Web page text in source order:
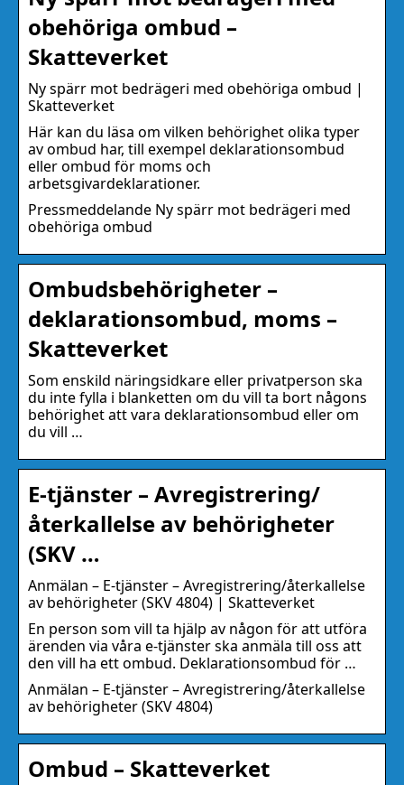
obehöriga ombud –
Skatteverket
Ny spärr mot bedrägeri med obehöriga ombud |
Skatteverket
Här kan du läsa om vilken behörighet olika typer
av ombud har, till exempel deklarationsombud
eller ombud för moms och
arbetsgivardeklarationer.
Pressmeddelande Ny spärr mot bedrägeri med
obehöriga ombud
Ombudsbehörigheter –
deklarationsombud, moms –
Skatteverket
Som enskild näringsidkare eller privatperson ska
du inte fylla i blanketten om du vill ta bort någons
behörighet att vara deklarationsombud eller om
du vill …
E-tjänster – Avregistrering/
återkallelse av behörigheter
(SKV …
Anmälan – E-tjänster – Avregistrering/återkallelse
av behörigheter (SKV 4804) | Skatteverket
En person som vill ta hjälp av någon för att utföra
ärenden via våra e-tjänster ska anmäla till oss att
den vill ha ett ombud. Deklarationsombud för …
Anmälan – E-tjänster – Avregistrering/återkallelse
av behörigheter (SKV 4804)
Ombud – Skatteverket